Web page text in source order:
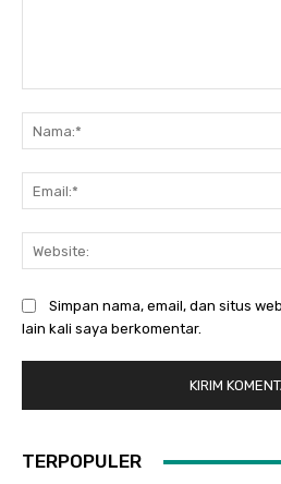
Simpan nama, email, dan situs
lain kali saya berkomentar.
TERPOPULER